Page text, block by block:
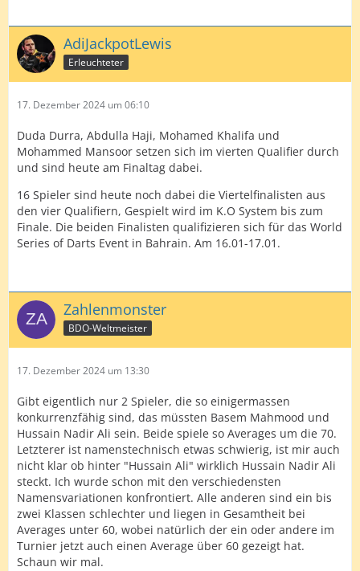
AdiJackpotLewis
Erleuchteter
17. Dezember 2024 um 06:10
Duda Durra, Abdulla Haji, Mohamed Khalifa und
Mohammed Mansoor setzen sich im vierten Qualifier durch
und sind heute am Finaltag dabei.
16 Spieler sind heute noch dabei die Viertelfinalisten aus
den vier Qualifiern, Gespielt wird im K.O System bis zum
Finale. Die beiden Finalisten qualifizieren sich für das World
Series of Darts Event in Bahrain. Am 16.01-17.01.
Zahlenmonster
BDO-Weltmeister
17. Dezember 2024 um 13:30
Gibt eigentlich nur 2 Spieler, die so einigermassen
konkurrenzfähig sind, das müssten Basem Mahmood und
Hussain Nadir Ali sein. Beide spiele so Averages um die 70.
Letzterer ist namenstechnisch etwas schwierig, ist mir auch
nicht klar ob hinter "Hussain Ali" wirklich Hussain Nadir Ali
steckt. Ich wurde schon mit den verschiedensten
Namensvariationen konfrontiert. Alle anderen sind ein bis
zwei Klassen schlechter und liegen in Gesamtheit bei
Averages unter 60, wobei natürlich der ein oder andere im
Turnier jetzt auch einen Average über 60 gezeigt hat.
Schaun wir mal.